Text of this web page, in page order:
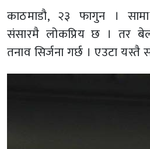
काठमाडौ, २३ फागुन ।
संसारमै लोकप्रिय छ । तर
तनाव सिर्जना गर्छ । एउटा यस्तै